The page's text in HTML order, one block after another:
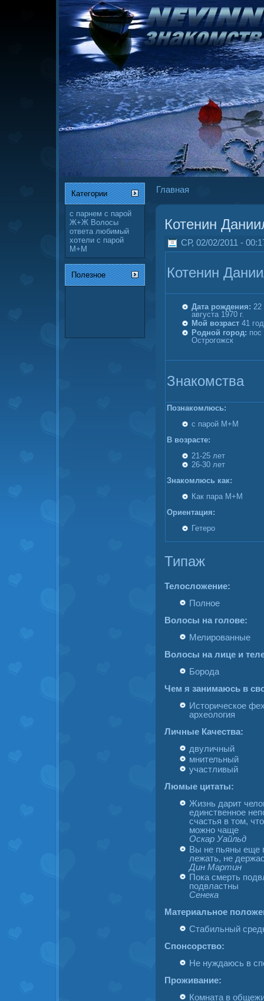
Категории
с парнем с парой
Ж+Ж Волосы
ответа любимый
хотели с парой
М+М
Полезное
Главная
Котенин
СР, 02/02/2011 -
Котенин
Дата рождения: 22
августа 1970 г.
Мой возраст 41 год
Родной город: пос
Острогожск
Знакомства
Познакомлюсь:
с парой М+М
В возрасте:
21-25 лет
26-30 лет
Знакомлюсь как:
Как пара М+М
Ориентация:
Гетеро
Типаж
Телосложение:
Полное
Волосы на голове:
Мелированные
Волосы на лице и
Борода
Чем я занимаюсь в
Историческое
археология
Личные Качества:
двуличный
мнительный
участливый
Люмые цитаты:
Жизнь дарит
единственное
счастья в том,
можно чаще
Оскар Уайльд
Вы не пьяны еще
лежать, не
Дин Мартин
Пока смерть
подвластны
Сенека
Материальное
Стабильный
Спонсорство:
Не нуждаюсь в
Проживание:
Комната в